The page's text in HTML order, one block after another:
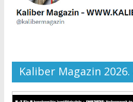
Kaliber Magazin